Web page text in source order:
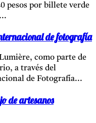
pesos por billete verde
de fotografía
como parte de
a través del
de Fotografía...
de artesanos